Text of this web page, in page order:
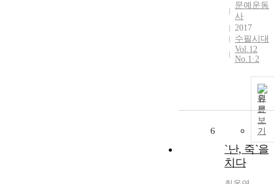
문예운동
사
2017
수필시대
Vol.12
No.1·2
원
문
보
기
6
`난, 죽`을
치다